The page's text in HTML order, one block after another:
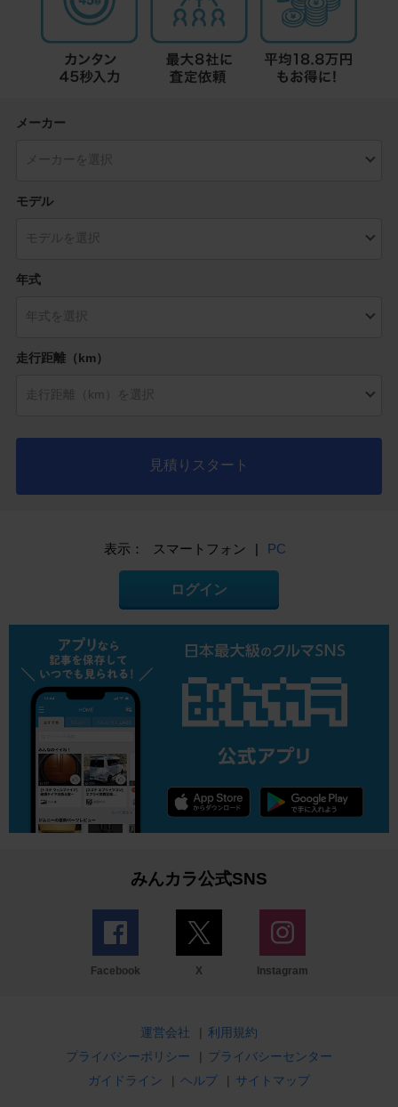
メーカー
モデル
年式
走行距離（km）
見積りスタート
表示： スマートフォン | PC
ログイン
みんカラ公式SNS
Facebook X Instagram
運営会社 | 利用規約
プライバシーポリシー
| プライバシーセンター
ガイドライン
| ヘルプ | サイトマップ